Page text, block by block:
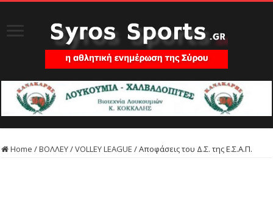
Home /ΒΟΛΛΕΥ/VOLLEY LEAGUE /Αποφάσεις του Δ.Σ. της Ε.Σ.Α.Π.